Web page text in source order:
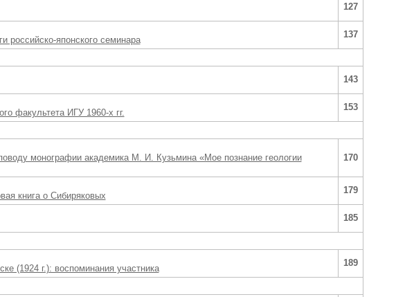
127
российско-японского семинара
137
143
факультета ИГУ 1960-х гг.
153
монографии академика М. И. Кузьмина «Мое познание геологии
170
книга о Сибиряковых
179
185
(1924 г.): воспоминания участника
189